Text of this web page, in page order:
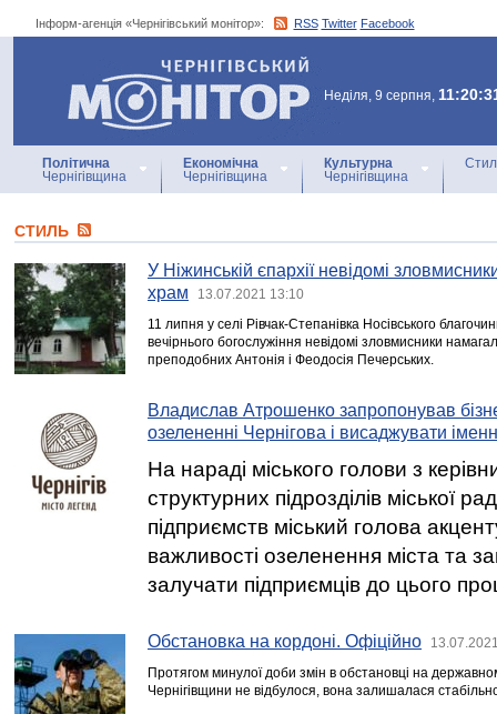
Інформ-агенція «Чернігівський монітор»: RSS Twitter Facebook
Інформ-агенція
«Чернігівський монітор»
Неділя, 9 серпня,
Політична
Чернігівщина
Економічна
Чернігівщина
Культурна
Чернігівщина
СТИЛЬ
У Ніжинській єпархії невідомі
храм
13.07.2021 13:10
11 липня у селі Рівчак-Степанівка Носівського
вечірнього богослужіння невідомі зловмисники
преподобних Антонія і Феодосія Печерських.
Владислав Атрошенко запропонував
озелененні Чернігова і висаджувати
На нараді міського голови з
структурних підрозділів міської
підприємств міський голова
важливості озеленення міста та
залучати підприємців до цього
Обстановка на кордоні. Офіційно
Протягом минулої доби змін в обстановці на
Чернігівщини не відбулося, вона залишалася